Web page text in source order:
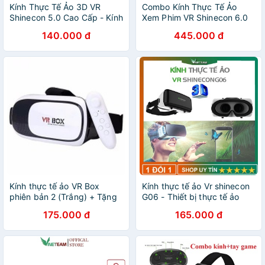
Kính Thực Tế Ảo 3D VR
Shinecon 5.0 Cao Cấp - Kính
140.000 đ
Combo Kính Thực Tế Ảo
Xem Phim VR Shinecon 6.0
VR Box + Tay cầm chơi
game bluetooth 3.0
445.000 đ
Kính thực tế ảo VR Box
phiên bản 2 (Trắng) + Tặng
bluetooth175.000 đ
Kính thực tế ảo Vr shinecon
G06 - Thiết bị thực tế ảo
Game Vr Và Phim 360 -
dc4440
165.000 đ